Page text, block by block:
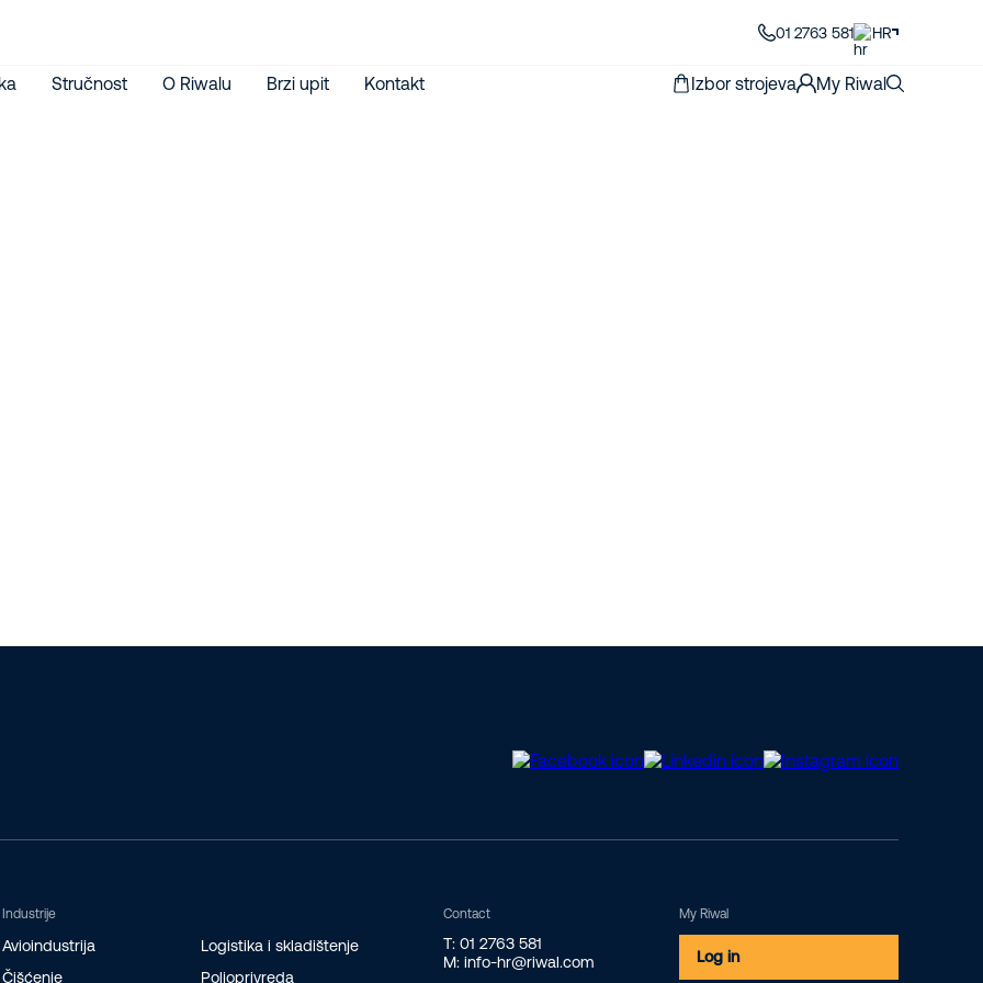
01 2763 581 HR
Stručnost O Riwalu Brzi upit Kontakt Izbor strojeva My Riwal
Industrije
Avioindustrija
Čišćenje
Logistika i skladištenje
Poljoprivreda
Contact
T: 01 2763 581
M: info-hr@riwal.com
My Riwal
Log in